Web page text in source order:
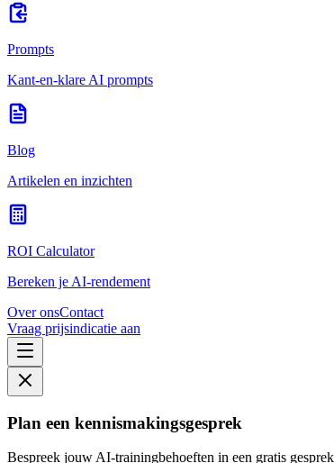
Prompts
Kant-en-klare AI prompts
Blog
Artikelen en inzichten
ROI Calculator
Bereken je AI-rendement
Over onsContact
Vraag prijsindicatie aan
Plan een kennismakingsgesprek
Bespreek jouw AI-trainingbehoeften in een gratis